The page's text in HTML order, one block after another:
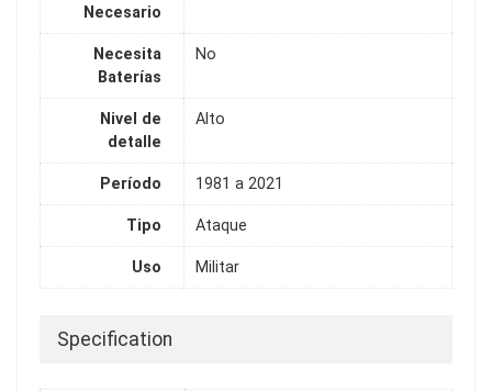
Necesario
Necesita
Baterías
No
Nivel de
detalle
Alto
Período 1981 a 2021
Tipo Ataque
Uso Militar
Specification